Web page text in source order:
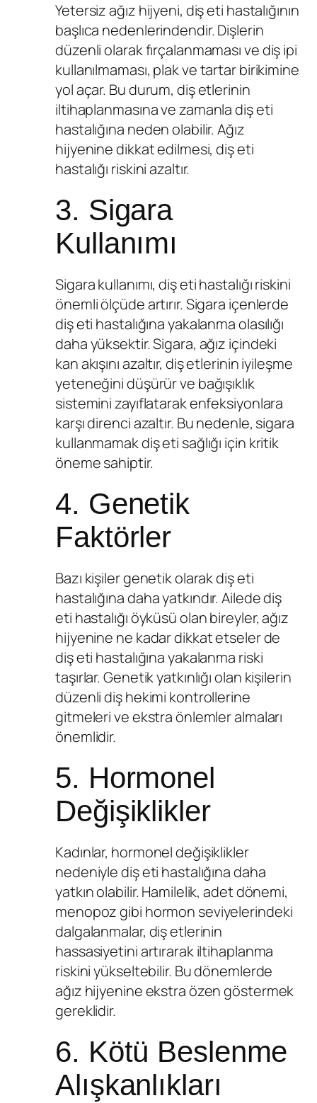
Yetersiz ağız hijyeni, diş eti hastalığının
başlıca nedenlerindendir. Dişlerin
düzenli olarak fırçalanmaması ve diş ipi
kullanılmaması, plak ve tartar birikimine
yol açar. Bu durum, diş etlerinin
iltihaplanmasına ve zamanla diş eti
hastalığına neden olabilir. Ağız
hijyenine dikkat edilmesi, diş eti
hastalığı riskini azaltır.
3. Sigara
Kullanımı
Sigara kullanımı, diş eti hastalığı riskini
önemli ölçüde artırır. Sigara içenlerde
diş eti hastalığına yakalanma olasılığı
daha yüksektir. Sigara, ağız içindeki
kan akışını azaltır, diş etlerinin iyileşme
yeteneğini düşürür ve bağışıklık
sistemini zayıflatarak enfeksiyonlara
karşı direnci azaltır. Bu nedenle, sigara
kullanmamak diş eti sağlığı için kritik
öneme sahiptir.
4. Genetik
Faktörler
Bazı kişiler genetik olarak diş eti
hastalığına daha yatkındır. Ailede diş
eti hastalığı öyküsü olan bireyler, ağız
hijyenine ne kadar dikkat etseler de
diş eti hastalığına yakalanma riski
taşırlar. Genetik yatkınlığı olan kişilerin
düzenli diş hekimi kontrollerine
gitmeleri ve ekstra önlemler almaları
önemlidir.
5. Hormonel
Değişiklikler
Kadınlar, hormonel değişiklikler
nedeniyle diş eti hastalığına daha
yatkın olabilir. Hamilelik, adet dönemi,
menopoz gibi hormon seviyelerindeki
dalgalanmalar, diş etlerinin
hassasiyetini artırarak iltihaplanma
riskini yükseltebilir. Bu dönemlerde
ağız hijyenine ekstra özen göstermek
gereklidir.
6. Kötü Beslenme
Alışkanlıkları